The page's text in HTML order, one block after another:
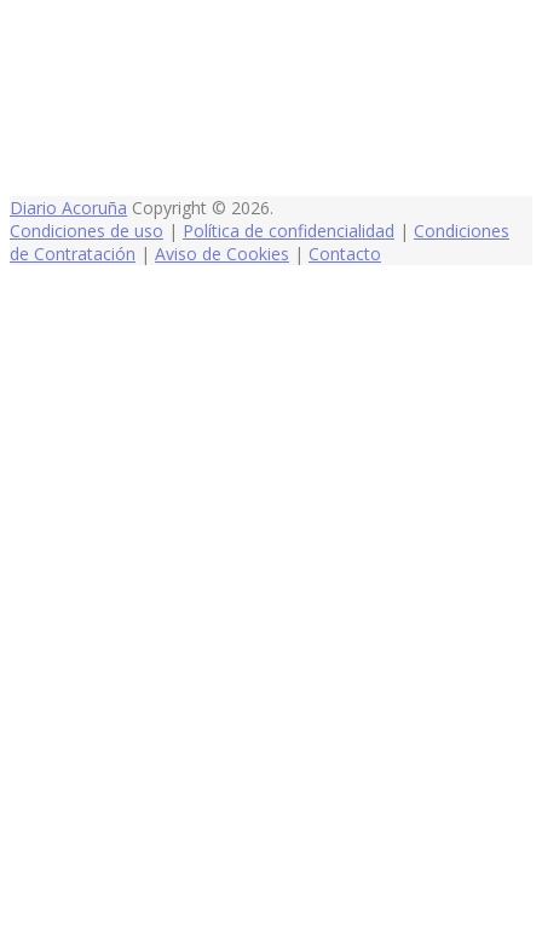
Diario Acoruña Copyright © 2026.
Condiciones de uso | Política de confidencialidad | Condiciones
de Contratación | Aviso de Cookies | Contacto